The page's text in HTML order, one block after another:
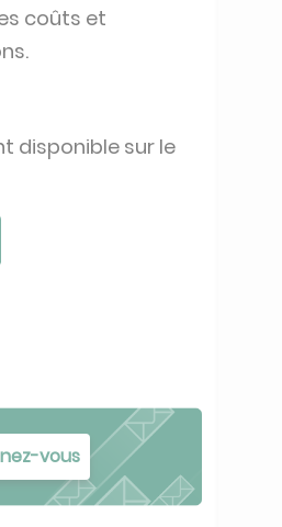
coûts et
disponible sur le
vous